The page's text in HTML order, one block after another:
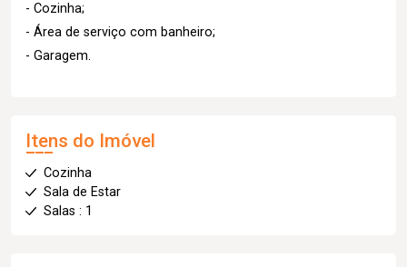
- Cozinha;
- Área de serviço com banheiro;
- Garagem.
Itens do Imóvel
Cozinha
Sala de Estar
Salas : 1